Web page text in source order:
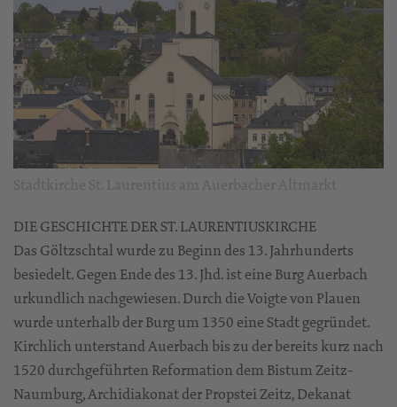
DIE GESCHICHTE DER ST. LAURENTIUSKIRCHE
Das Göltzschtal wurde zu Beginn des 13. Jahrhunderts
besiedelt. Gegen Ende des 13. Jhd. ist eine Burg Auerbach
urkundlich nachgewiesen. Durch die Voigte von Plauen
wurde unterhalb der Burg um 1350 eine Stadt gegründet.
Kirchlich unterstand Auerbach bis zu der bereits kurz nach
1520 durchgeführten Reformation dem Bistum Zeitz-
Naumburg, Archidiakonat der Propstei Zeitz, Dekanat